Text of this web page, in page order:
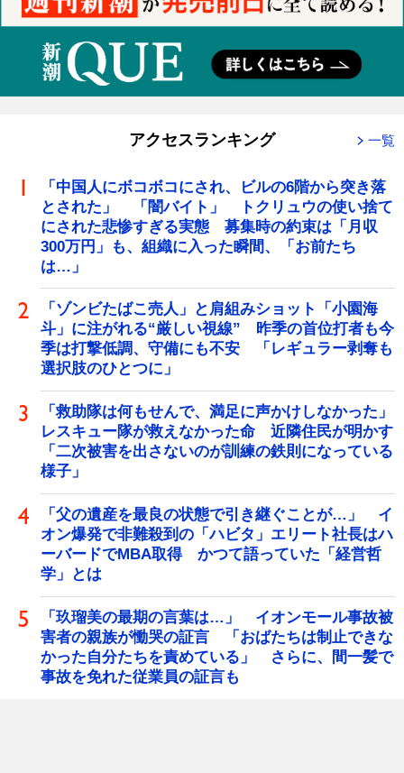
アクセスランキング 一覧
「中国人にボコボコにされ、ビルの6階から突き落
とされた」 「闇バイト」 トクリュウの使い捨て
にされた悲惨すぎる実態 募集時の約束は「月収
300万円」も、組織に入った瞬間、「お前たち
は…」
「ゾンビたばこ売人」と肩組みショット「小園海
斗」に注がれる“厳しい視線” 昨季の首位打者も今
季は打撃低調、守備にも不安 「レギュラー剥奪も
選択肢のひとつに」
「救助隊は何もせんで、満足に声かけしなかった」
レスキュー隊が救えなかった命 近隣住民が明かす
「二次被害を出さないのが訓練の鉄則になっている
様子」
「父の遺産を最良の状態で引き継ぐことが…」 イ
オン爆発で非難殺到の「ハビタ」エリート社長はハ
ーバードでMBA取得 かつて語っていた「経営哲
学」とは
「玖瑠美の最期の言葉は…」 イオンモール事故被
害者の親族が慟哭の証言 「おばたちは制止できな
かった自分たちを責めている」 さらに、間一髪で
事故を免れた従業員の証言も